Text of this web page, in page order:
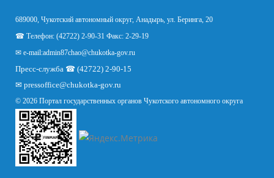
689000, Чукотский автономный округ, Анадырь, ул. Беринга, 20
☎ Телефон: (42722) 2-90-31 Факс: 2-29-19
✉ e-mail:admin87chao@chukotka-gov.ru
Пресс-служба ☎ (42722) 2-90-15
✉ pressoffice@chukotka-gov.ru
© 2026 Портал государственных органов Чукотского автономного округа